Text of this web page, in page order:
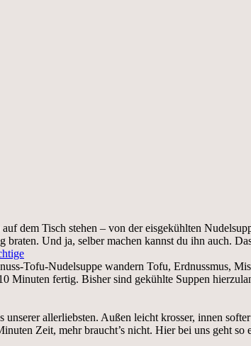
dem Tisch stehen – von der eisgekühlten
braten. Und ja, selber machen kannst du ihn auch.
Tofu-Nudelsuppe wandern Tofu, Erdnussmus,
fertig. Bisher sind gekühlte Suppen
allerliebsten. Außen leicht krosser, innen
Zeit, mehr braucht’s nicht. Hier bei uns geht